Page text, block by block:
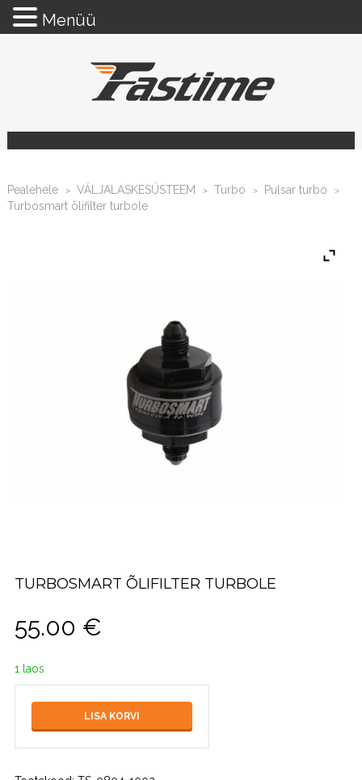
Pealehele > VÄLJALASKESÜSTEEM > Turbo > Pulsar turbo >
Turbosmart õlifilter turbole
TURBOSMART ÕLIFILTER TURBOLE
55.00 €
1 laos
LISA KORVI
Menüü